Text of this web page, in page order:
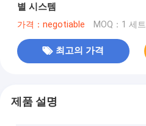
별 시스템
가격：negotiable MOQ：1 세트
최고의 가격
제품 설명